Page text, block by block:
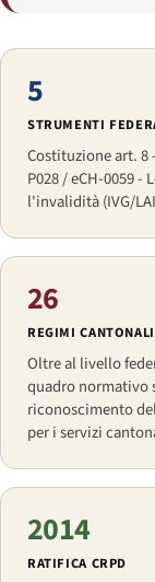
5
STRUMENTI
Costituzione art. 8
P028 / eCH-0059 -
l'invalidità (IVG/
26
REGIMI CANTONALI
Oltre al livello
quadro normativo
riconoscimento
per i servizi
2014
RATIFICA CRPD